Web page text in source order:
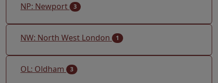
NP: Newport 3
NW: North West London 1
OL: Oldham 3